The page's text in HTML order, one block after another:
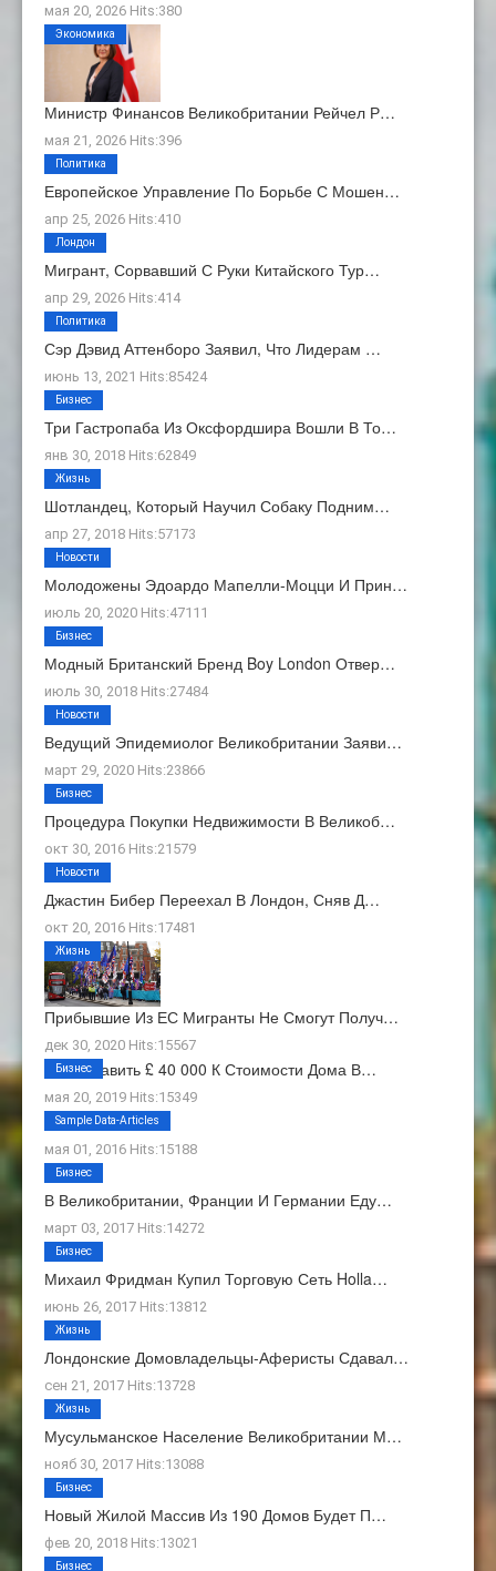
мая 20, 2026 Hits:380
Министр Финансов Великобритании Рейчел Р…
мая 21, 2026 Hits:396
Экономика
Европейское Управление По Борьбе С Мошен…
апр 25, 2026 Hits:410
Политика
Мигрант, Сорвавший С Руки Китайского Тур…
апр 29, 2026 Hits:414
Лондон
Сэр Дэвид Аттенборо Заявил, Что Лидерам …
июнь 13, 2021 Hits:85424
Политика
Три Гастропаба Из Оксфордшира Вошли В То…
янв 30, 2018 Hits:62849
Бизнес
Шотландец, Который Научил Собаку Подним…
апр 27, 2018 Hits:57173
Жизнь
Молодожены Эдоардо Мапелли-Моцци И Прин…
июль 20, 2020 Hits:47111
Новости
Модный Британский Бренд Boy London Отвер…
июль 30, 2018 Hits:27484
Бизнес
Ведущий Эпидемиолог Великобритании Заяви…
март 29, 2020 Hits:23866
Новости
Процедура Покупки Недвижимости В Великоб…
окт 30, 2016 Hits:21579
Бизнес
Джастин Бибер Переехал В Лондон, Сняв Д…
окт 20, 2016 Hits:17481
Новости
Прибывшие Из ЕС Мигранты Не Смогут Получ…
дек 30, 2020 Hits:15567
Жизнь
Как Добавить £ 40 000 К Стоимости Дома В…
мая 20, 2019 Hits:15349
Бизнес
О Нас
мая 01, 2016 Hits:15188
Sample Data-Articles
В Великобритании, Франции И Германии Еду…
март 03, 2017 Hits:14272
Бизнес
Михаил Фридман Купил Торговую Сеть Holla…
июнь 26, 2017 Hits:13812
Бизнес
Лондонские Домовладельцы-Аферисты Сдавал…
сен 21, 2017 Hits:13728
Жизнь
Мусульманское Население Великобритании М…
нояб 30, 2017 Hits:13088
Жизнь
Новый Жилой Массив Из 190 Домов Будет П…
фев 20, 2018 Hits:13021
Бизнес
Бизнес